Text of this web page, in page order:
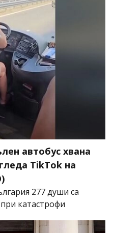
автобус хвана
TikTok на
277 души са
катастрофи